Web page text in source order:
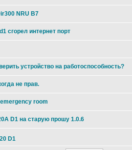
NRU B7
сгорел интернет порт
устройство на работоспособность?
не прав.
room
D1 на старую прошу 1.0.6
D1